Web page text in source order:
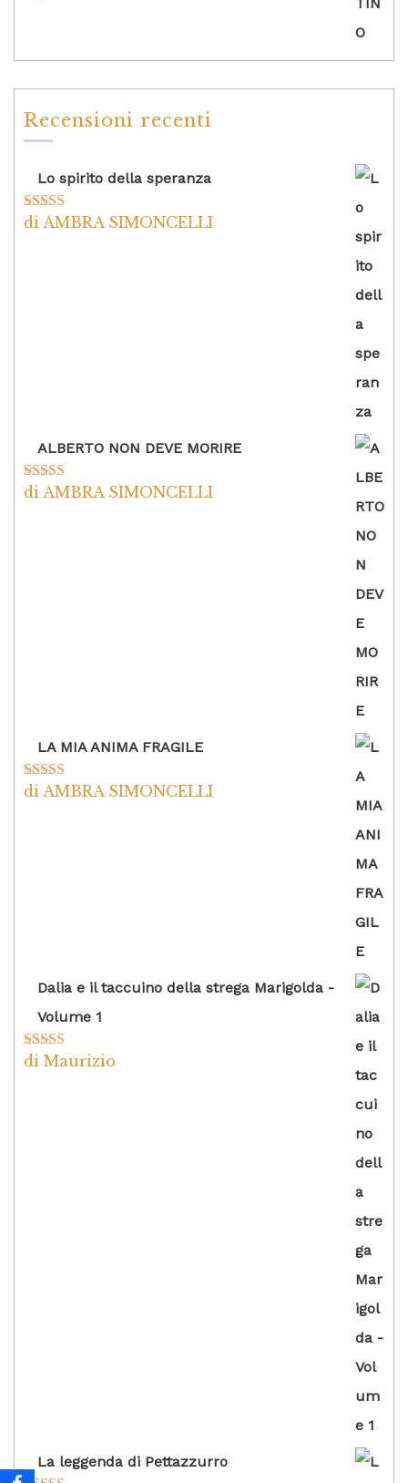
Recensioni recenti
Lo spirito della speranza
Valutato5su
di AMBRA SIMONCELLI
ALBERTO NON DEVE MORIRE
Valutato5su
di AMBRA SIMONCELLI
LA MIA ANIMA FRAGILE
Valutato5su
di AMBRA SIMONCELLI
Dalia e il taccuino della strega Marigolda -
Volume 1
Valutato4
di Maurizio
La leggenda di Pettazzurro